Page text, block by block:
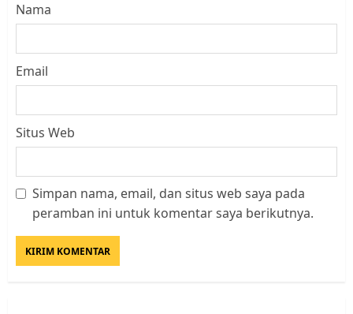
Nama
Email
Situs Web
Simpan nama, email, dan situs web saya pada
peramban ini untuk komentar saya berikutnya.
Kader Pajak jadi Penghubung